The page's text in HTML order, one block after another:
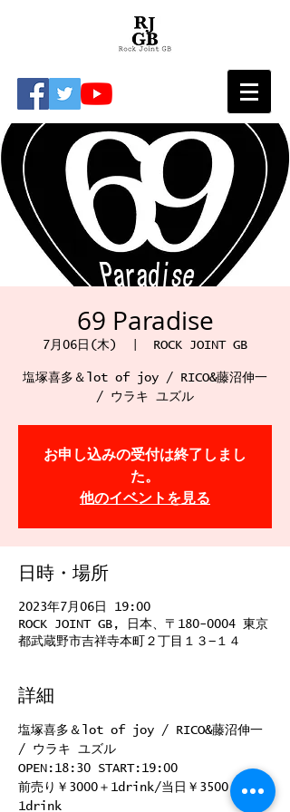
69 Paradise
7月06日(木) ROCK JOINT GB
塩塚喜多＆lot of joy / RICO&藤沼伸一
/ ウラキ ユズル
お申し込みの受付は終了しまし
た。
他のイベントを見る
日時・場所
2023年7月06日 19:00
ROCK JOINT GB, 日本、〒180-0004 東京
都武蔵野市吉祥寺本町２丁目１３−１４
詳細
塩塚喜多＆lot of joy / RICO&藤沼伸一
/ ウラキ ユズル
OPEN:18:30 START:19:00
前売り￥3000＋1drink/当日￥3500＋
1drink